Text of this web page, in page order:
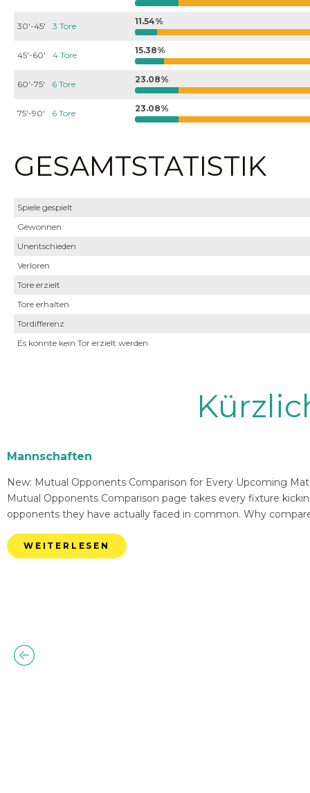
30'-45' 3 Tore 11.54%
45'-60' 4 Tore 15.38%
60'-75' 6 Tore 23.08%
75'-90' 6 Tore 23.08%
GESAMTSTATISTIK
Spiele gespielt
Gewonnen
Unentschieden
Verloren
Tore erzielt
Tore erhalten
Tordifferenz
Es konnte kein Tor erzielt werden
Mannschaften
New: Mutual Opponents Comparison for Every Upcoming
Mutual Opponents Comparison page takes every fixture
opponents they have actually faced in common. Why
WEITERLESEN